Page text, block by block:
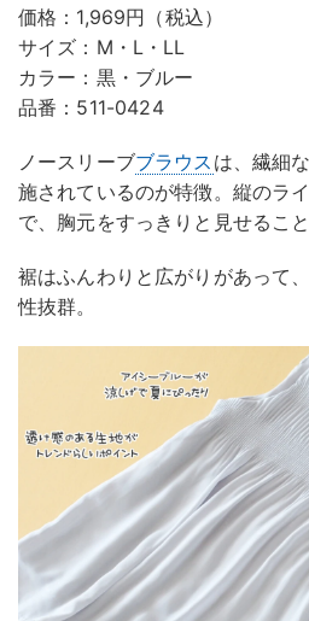
価格：1,969円（税込）
サイズ：M・L・LL
カラー：黒・ブルー
品番：511-0424
ノースリーブブラウス は、繊細
施されているのが特徴。縦のラ
で、胸元をすっきりと見せること
裾はふんわりと広がりがあって
性抜群。